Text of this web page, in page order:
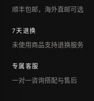
顺丰包邮，海外直邮可选
7天退换
未使用商品支持退换服务
专属客服
一对一咨询搭配与售后